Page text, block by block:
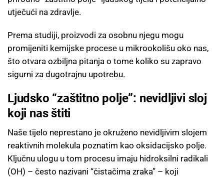
utječući na zdravlje.
Prema studiji, proizvodi za osobnu njegu mogu
promijeniti kemijske procese u mikrookolišu oko nas,
što otvara ozbiljna pitanja o tome koliko su zapravo
sigurni za dugotrajnu upotrebu.
Ljudsko “zaštitno polje”: nevidljivi sloj
koji nas štiti
Naše tijelo neprestano je okruženo nevidljivim slojem
reaktivnih molekula poznatim kao oksidacijsko polje.
Ključnu ulogu u tom procesu imaju hidroksilni radikali
(OH) – često nazivani “čistačima zraka” – koji